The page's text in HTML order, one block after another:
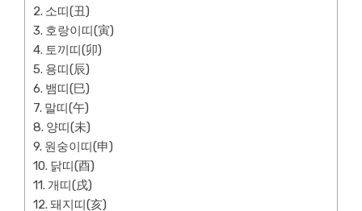
소띠(丑)
호랑이띠(寅)
토끼띠(卯)
용띠(辰)
뱀띠(巳)
말띠(午)
양띠(未)
원숭이띠(申)
닭띠(酉)
개띠(戌)
돼지띠(亥)